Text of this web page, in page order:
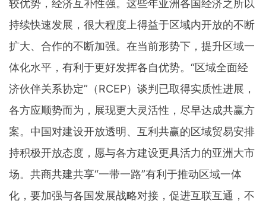
较优势，经济互补性强。这些年亚洲各国经济之所以
持续快速发展，很大程度上得益于区域内开放的不断
扩大、合作的不断加强。在当前形势下，提升区域一
体化水平，有利于更好发挥各自优势。“区域全面经
济伙伴关系协定”（RCEP）谈判已取得实质性进展，
各方应顺势而为，展现更大灵活性，尽早达成共赢方
案。中国对建设开放透明、互利共赢的区域贸易安排
持积极开放态度，愿与各方建设更具活力的亚洲大市
场。共商共建共享“一带一路”有利于推动区域一体
化，要加强与各国发展战略对接，促进互联互通，不